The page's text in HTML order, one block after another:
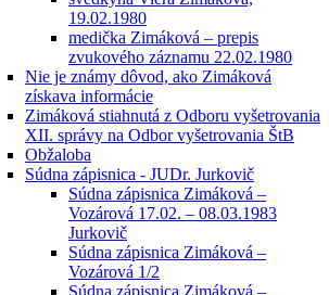
19.02.1980
medička Zimáková – prepis
zvukového záznamu 22.02.1980
Nie je známy dôvod, ako Zimáková
získava informácie
Zimáková stiahnutá z Odboru vyšetrovania
XII. správy na Odbor vyšetrovania ŠtB
Obžaloba
Súdna zápisnica - JUDr. Jurkovič
Súdna zápisnica Zimáková –
Vozárová 17.02. – 08.03.1983
Jurkovič
Súdna zápisnica Zimáková –
Vozárová 1/2
Súdna zápisnica Zimáková –